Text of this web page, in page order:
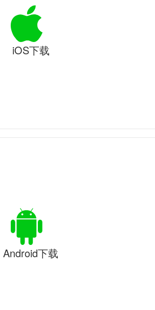
iOS下载
Android下载